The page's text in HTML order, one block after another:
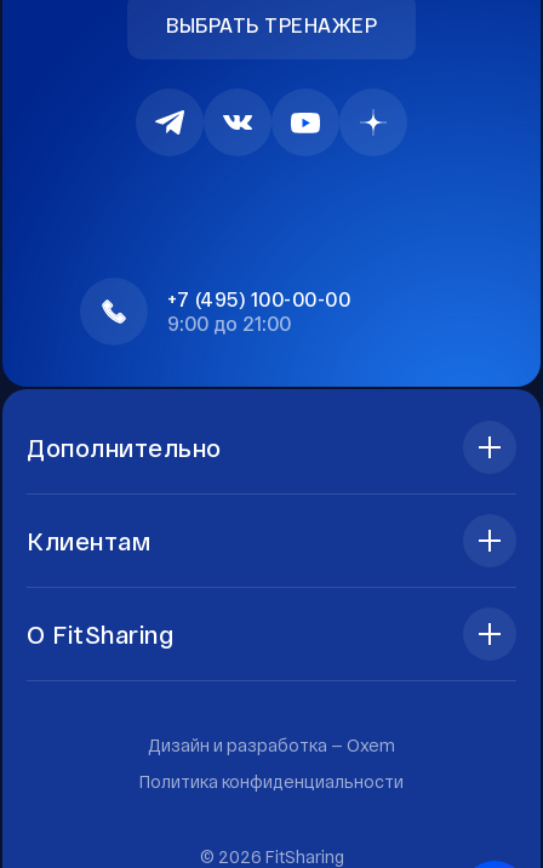
ВЫБРАТЬ ТРЕНАЖЕР
+7 (495) 100-00-00
9:00 до 21:00
Дополнительно
Клиентам
О FitSharing
© 2026 FitSharing
Политика конфиденциальности
Дизайн и разработка — Oxem